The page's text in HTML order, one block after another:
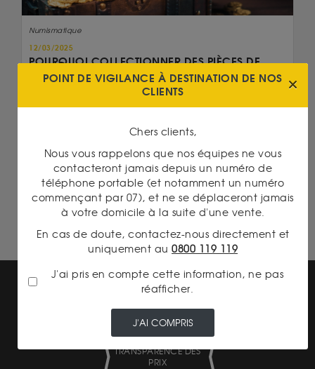
Numismatique
12/03/2025
POURQUOI COLLECTIONNER DES PIÈCES DE
MONNAIES ANCIENNES ?
20 Francs Napoléon
Britannia 1 Once Or
TRANSPARENCE DES
PRIX
POINT DE VIGILANCE À DESTINATION DE NOS
CLIENTS
Chers clients,
Nous vous rappelons que nos équipes ne vous
contacteront jamais depuis un numéro de
téléphone portable (et notamment un numéro
commençant par 07), et ne se déplaceront jamais
à votre domicile à la suite d'une vente.
En cas de doute, contactez-nous directement et
uniquement au 0800 119 119
J'ai pris en compte cette information, ne pas
réafficher.
J'AI COMPRIS